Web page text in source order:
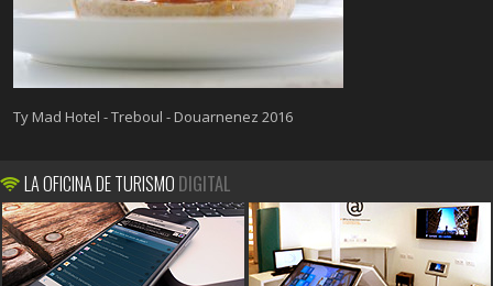
Ty Mad Hotel - Treboul - Douarnenez 2016
LA OFICINA DE TURISMO DIGITAL